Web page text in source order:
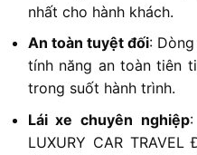
nhất cho hành khách.
An toàn tuyệt đối:
tính năng an toàn tiên
trong suốt hành trình.
Lái xe chuyên nghiệp:
LUXURY CAR